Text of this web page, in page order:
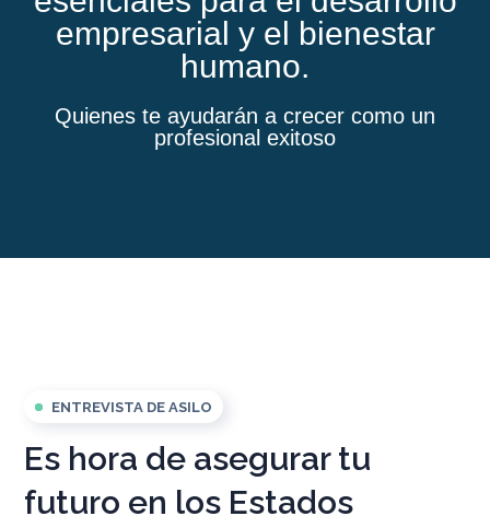
empresarial y el bienestar
humano.
Quienes te ayudarán a crecer como un
profesional exitoso
ENTREVISTA DE ASILO
Es hora de asegurar tu
futuro en los Estados